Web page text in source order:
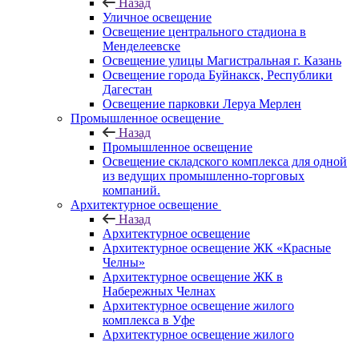
Назад
Уличное освещение
Освещение центрального стадиона в
Менделеевске
Освещение улицы Магистральная г. Казань
Освещение города Буйнакск, Республики
Дагестан
Освещение парковки Леруа Мерлен
Промышленное освещение
Назад
Промышленное освещение
Освещение складского комплекса для одной
из ведущих промышленно-торговых
компаний.
Архитектурное освещение
Назад
Архитектурное освещение
Архитектурное освещение ЖК «Красные
Челны»
Архитектурное освещение ЖК в
Набережных Челнах
Архитектурное освещение жилого
комплекса в Уфе
Архитектурное освещение жилого